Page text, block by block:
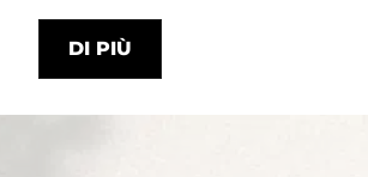
DI PIÙ